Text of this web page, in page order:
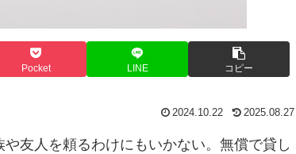
Pocket LINE コピー
2024.10.22 2025.08.27
友人を頼るわけにもいかない。無償で貸し